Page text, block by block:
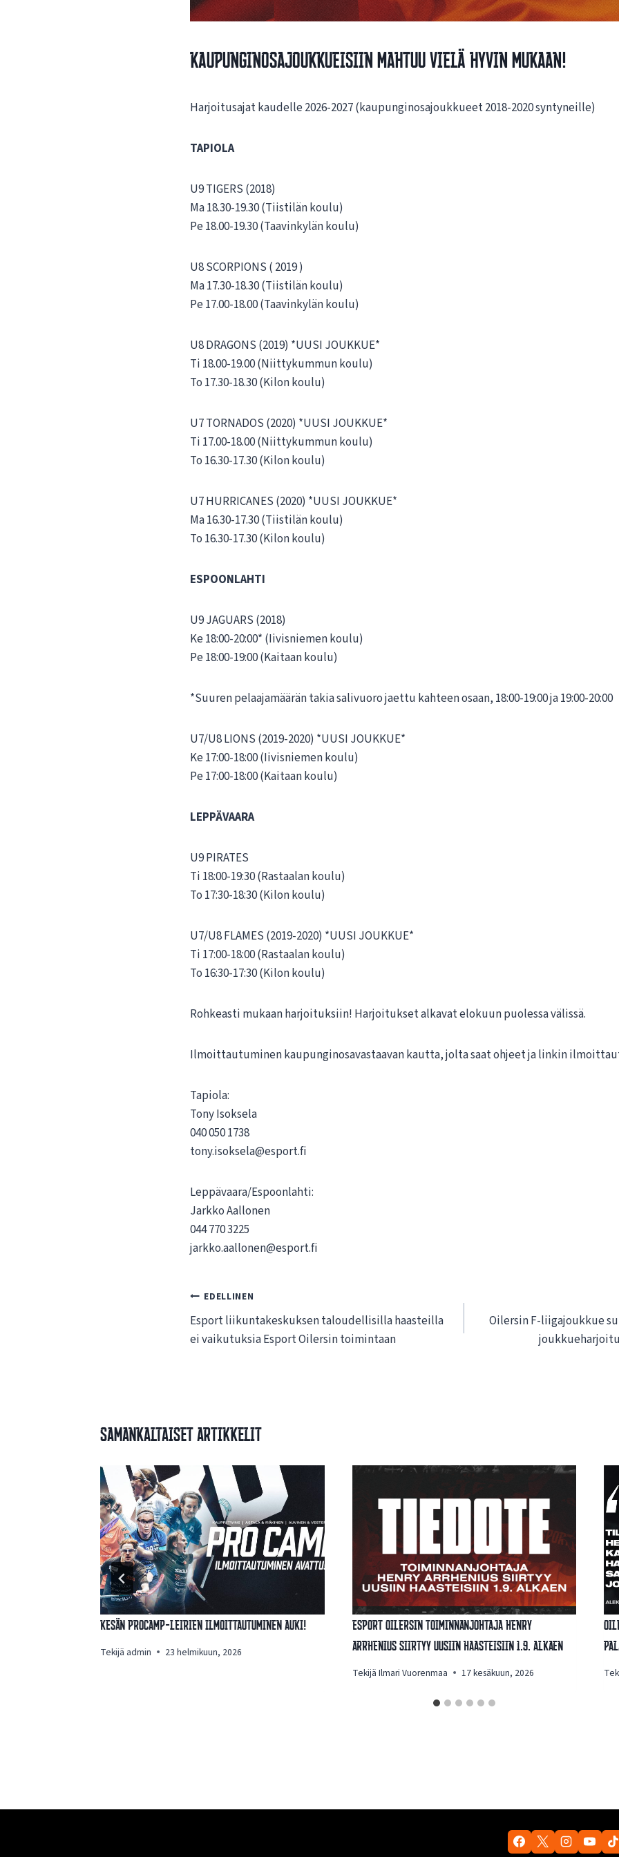
Kaupunginosajoukkueisiin mahtuu vielä hyvin mukaan!
Harjoitusajat kaudelle 2026-2027 (kaupunginosajoukkueet 2018-2020 syntyneille)
TAPIOLA
U9 TIGERS (2018)
Ma 18.30-19.30 (Tiistilän koulu)
Pe 18.00-19.30 (Taavinkylän koulu)
U8 SCORPIONS ( 2019 )
Ma 17.30-18.30 (Tiistilän koulu)
Pe 17.00-18.00 (Taavinkylän koulu)
U8 DRAGONS (2019) *UUSI JOUKKUE*
Ti 18.00-19.00 (Niittykummun koulu)
To 17.30-18.30 (Kilon koulu)
U7 TORNADOS (2020) *UUSI JOUKKUE*
Ti 17.00-18.00 (Niittykummun koulu)
To 16.30-17.30 (Kilon koulu)
U7 HURRICANES (2020) *UUSI JOUKKUE*
Ma 16.30-17.30 (Tiistilän koulu)
To 16.30-17.30 (Kilon koulu)
ESPOONLAHTI
U9 JAGUARS (2018)
Ke 18:00-20:00* (Iivisniemen koulu)
Pe 18:00-19:00 (Kaitaan koulu)
*Suuren pelaajamäärän takia salivuoro jaettu kahteen osaan, 18:00-19:00 ja 19:00-20:00
U7/U8 LIONS (2019-2020) *UUSI JOUKKUE*
Ke 17:00-18:00 (Iivisniemen koulu)
Pe 17:00-18:00 (Kaitaan koulu)
LEPPÄVAARA
U9 PIRATES
Ti 18:00-19:30 (Rastaalan koulu)
To 17:30-18:30 (Kilon koulu)
U7/U8 FLAMES (2019-2020) *UUSI JOUKKUE*
Ti 17:00-18:00 (Rastaalan koulu)
To 16:30-17:30 (Kilon koulu)
Rohkeasti mukaan harjoituksiin! Harjoitukset alkavat elokuun puolessa välissä.
Ilmoittautuminen kaupunginosavastaavan kautta, jolta saat ohjeet ja linkin
Tapiola:
Tony Isoksela
040 050 1738
tony.isoksela@esport.fi
Leppävaara/Espoonlahti:
Jarkko Aallonen
044 770 3225
jarkko.aallonen@esport.fi
Artikkelien
selaus
EDELLINEN
Esport liikuntakeskuksen taloudellisilla haasteilla
ei vaikutuksia Esport Oilersin toimintaan
Oilersin F-liigajoukkue
Samankaltaiset artikkelit
Kesän ProCamp-leirien ilmoittautuminen auki!
Tekijä admin 23 helmikuun, 2026
Esport Oilersin toiminnanjohtaja Henry
Arrhenius siirtyy uusiin haasteisiin 1.9. alkaen
Tekijä Ilmari Vuorenmaa 17 kesäkuun, 2026